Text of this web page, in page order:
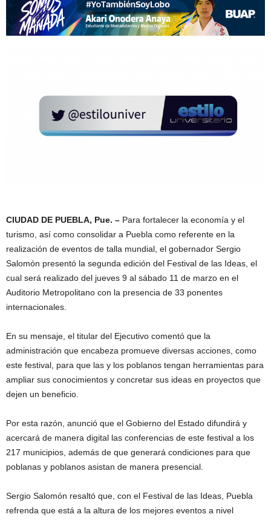
CIUDAD DE PUEBLA, Pue. – Para fortalecer la economía y el
turismo, así como consolidar a Puebla como referente en la
realización de eventos de talla mundial, el gobernador Sergio
Salomón presentó la segunda edición del Festival de las Ideas, el
cual será realizado del jueves 9 al sábado 11 de marzo en el
Auditorio Metropolitano con la presencia de 33 ponentes
internacionales.
En su mensaje, el titular del Ejecutivo comentó que la
administración que encabeza promueve diversas acciones, como
este festival, para que las y los poblanos tengan herramientas para
ampliar sus conocimientos y concretar sus ideas en proyectos que
dejen un beneficio.
Por esta razón, anunció que el Gobierno del Estado difundirá y
acercará de manera digital las conferencias de este festival a los
217 municipios, además de que generará condiciones para que
poblanas y poblanos asistan de manera presencial.
Sergio Salomón resaltó que, con el Festival de las Ideas, Puebla
refrenda que está a la altura de los mejores eventos a nivel